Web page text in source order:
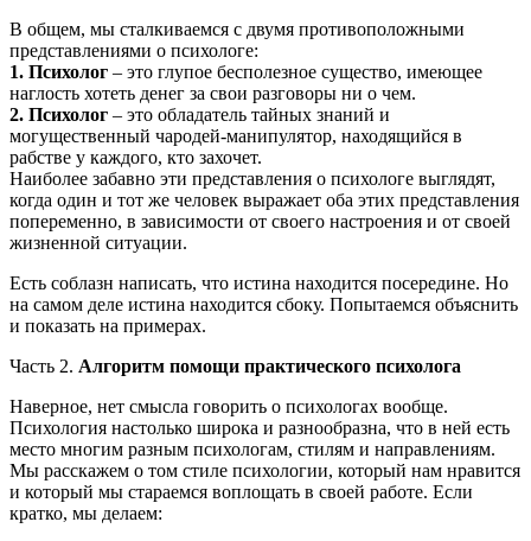
В общем, мы сталкиваемся с двумя противоположными
представлениями о психологе:
1. Психолог – это глупое бесполезное существо, имеющее
наглость хотеть денег за свои разговоры ни о чем.
2. Психолог – это обладатель тайных знаний и
могущественный чародей-манипулятор, находящийся в
рабстве у каждого, кто захочет.
Наиболее забавно эти представления о психологе выглядят,
когда один и тот же человек выражает оба этих представления
попеременно, в зависимости от своего настроения и от своей
жизненной ситуации.
Есть соблазн написать, что истина находится посередине. Но
на самом деле истина находится сбоку. Попытаемся объяснить
и показать на примерах.
Часть 2. Алгоритм помощи практического психолога
Наверное, нет смысла говорить о психологах вообще.
Психология настолько широка и разнообразна, что в ней есть
место многим разным психологам, стилям и направлениям.
Мы расскажем о том стиле психологии, который нам нравится
и который мы стараемся воплощать в своей работе. Если
кратко, мы делаем: